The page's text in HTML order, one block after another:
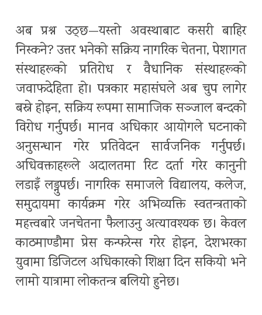
अब प्रश्न उठ्छ—यस्तो अवस्थाबाट कसरी बाहिर
निस्कने? उत्तर भनेको सक्रिय नागरिक चेतना, पेशागत
संस्थाहरूको प्रतिरोध र वैधानिक संस्थाहरूको
जवाफदेहिता हो। पत्रकार महासंघले अब चुप लागेर
बस्ने होइन, सक्रिय रूपमा सामाजिक सञ्जाल बन्दको
विरोध गर्नुपर्छ। मानव अधिकार आयोगले घटनाको
अनुसन्धान गरेर प्रतिवेदन सार्वजनिक गर्नुपर्छ।
अधिवक्ताहरूले अदालतमा रिट दर्ता गरेर कानुनी
लडाइँ लड्नुपर्छ। नागरिक समाजले विद्यालय, कलेज,
समुदायमा कार्यक्रम गरेर अभिव्यक्ति स्वतन्त्रताको
महत्त्वबारे जनचेतना फैलाउनु अत्यावश्यक छ। केवल
काठमाण्डौमा प्रेस कन्फरेन्स गरेर होइन, देशभरका
युवामा डिजिटल अधिकारको शिक्षा दिन सकियो भने
लामो यात्रामा लोकतन्त्र बलियो हुनेछ।